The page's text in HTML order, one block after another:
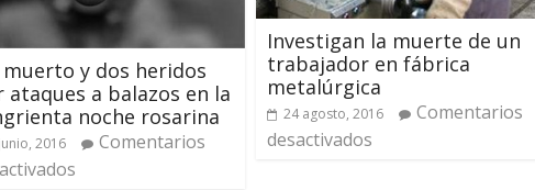
muerto y dos heridos
ataques a balazos en la
noche rosarina
2016
Comentarios
Investigan la muerte de un
trabajador en fábrica
metalúrgica
24 agosto, 2016
Comentarios
desactivados